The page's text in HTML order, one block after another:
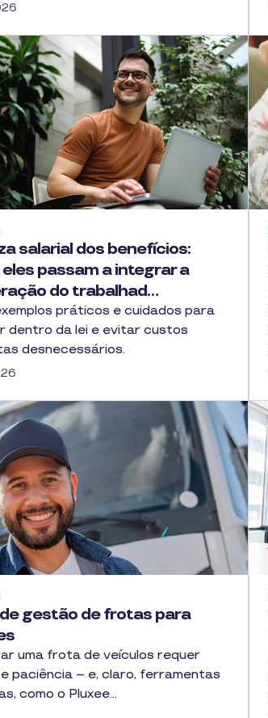
salarial dos benefícios:
passam a integrar a
do trabalhad…
práticos e cuidados para
dentro da lei e evitar custos
desnecessários.
gestão de frotas para
uma frota de veículos requer
paciência – e, claro, ferramentas
como o Pluxee…